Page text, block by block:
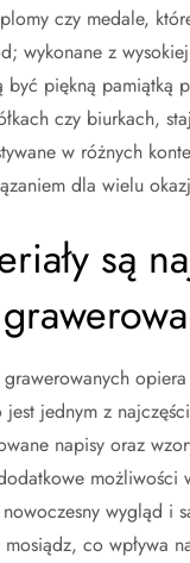
czy medale,
wykonane z
być piękną pamiątką
czy biurkach,
w różnych
dla wielu
są
jest jednym z
napisy oraz
możliwości
wygląd i
co wpływa